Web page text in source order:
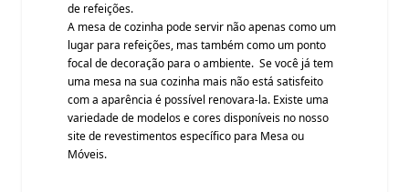
de refeições.
A mesa de cozinha pode servir não apenas como um
lugar para refeições, mas também como um ponto
focal de decoração para o ambiente. Se você já tem
uma mesa na sua cozinha mais não está satisfeito
com a aparência é possível renovara-la. Existe uma
variedade de modelos e cores disponíveis no nosso
site de revestimentos específico para Mesa ou
Móveis.